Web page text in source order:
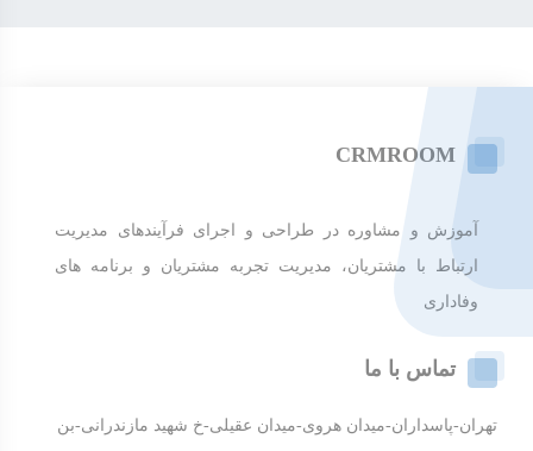
CRMROOM
آموزش و مشاوره در طراحی و اجرای فرآیندهای مدیریت
ارتباط با مشتریان، مدیریت تجربه مشتریان و برنامه های
وفاداری
تماس با ما
تهران-پاسداران-میدان هروی-میدان عقیلی-خ شهید مازندرانی-بن